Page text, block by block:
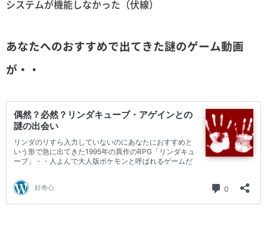
システムが機能しなかった（伏線）
あなたへのおすすめで出てきた謎のゲーム動画
が・・